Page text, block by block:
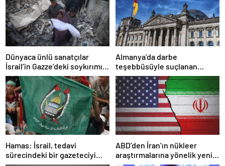
Dünyaca ünlü sanatçılar
İsrail’in Gazze’deki soykırımını
kınadı
Almanya’da darbe
teşebbüsüyle suçlanan
örgüte ait dernek yasaklandı
Hamas: İsrail, tedavi
sürecindeki bir gazeteciyi
öldürerek savaş suçu
ABD’den İran’ın nükleer
araştırmalarına yönelik yeni
yaptırımlar